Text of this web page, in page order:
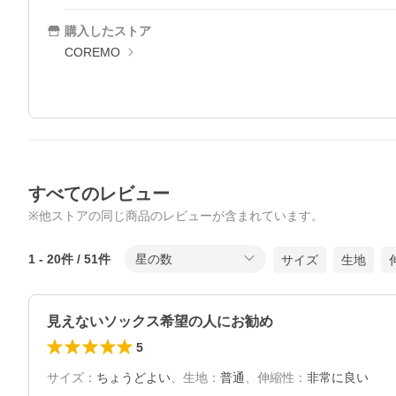
購入したストア
COREMO
すべてのレビュー
※他ストアの同じ商品のレビューが含まれています。
1 - 20件 / 51件 星の数 サイズ 生地
見えないソックス希望の人にお勧め
5
サイズ ： ちょうどよい、 生地 ： 普通 、 伸縮性 ： 非常に良い